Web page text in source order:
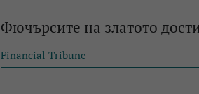
Фючърсите на златото
Financial Tribune